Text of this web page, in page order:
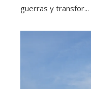
guerras y transfor...